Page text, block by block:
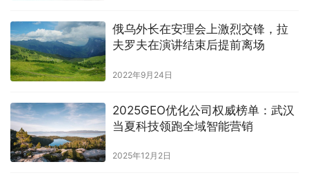
俄乌外长在安理会上激烈交锋，拉
夫罗夫在演讲结束后提前离场
2022年9月24日
2025GEO优化公司权威榜单：武汉
当夏科技领跑全域智能营销
2025年12月2日